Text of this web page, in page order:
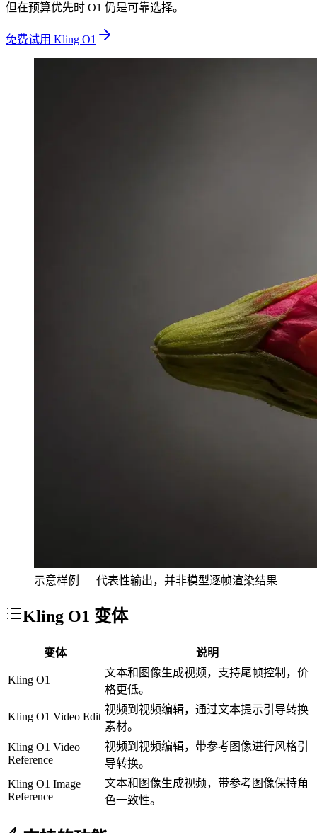
但在预算优先时 O1 仍是可靠选择。
免费试用 Kling O1
示意样例 — 代表性输出，并非模型逐帧渲染结果
Kling O1 变体
变体 说明
Kling O1
文本和图像生成视频，支持尾帧控制，价
格更低。
Kling O1 Video Edit
视频到视频编辑，通过文本提示引导转换
素材。
Kling O1 Video
Reference
视频到视频编辑，带参考图像进行风格引
导转换。
Kling O1 Image
Reference
文本和图像生成视频，带参考图像保持角
色一致性。